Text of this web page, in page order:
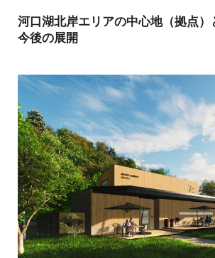
河口湖北岸エリアの中心地（拠点）
今後の展開